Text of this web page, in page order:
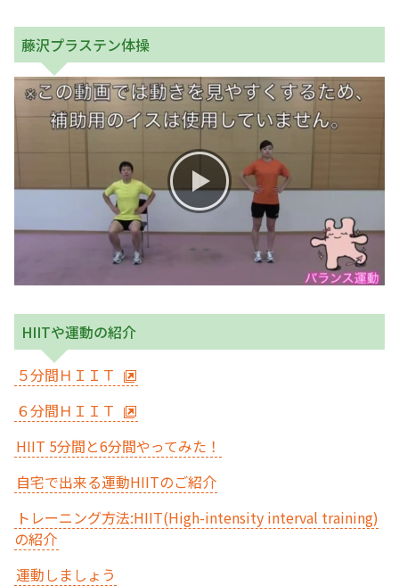
藤沢プラステン体操
HIITや運動の紹介
５分間ＨＩＩＴ
６分間ＨＩＩＴ
HIIT 5分間と6分間やってみた！
自宅で出来る運動HIITのご紹介
トレーニング方法:HIIT(High-intensity interval training)
の紹介
運動しましょう